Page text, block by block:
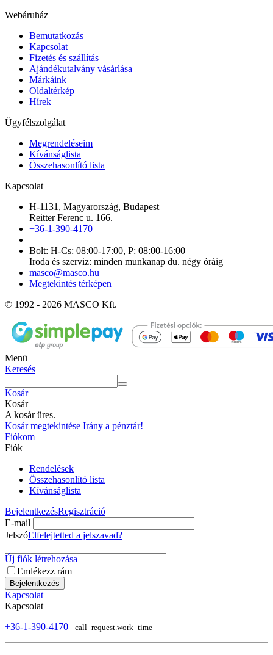
Webáruház
Bemutatkozás
Kapcsolat
Fizetés és szállítás
Ajándékutalvány vásárlása
Márkáink
Oldaltérkép
Hírek
Ügyfélszolgálat
Megrendeléseim
Kívánságlista
Összehasonlító lista
Kapcsolat
H-1131, Magyarország, Budapest
Reitter Ferenc u. 166.
+36-1-390-4170
Bolt: H-Cs: 08:00-17:00, P: 08:00-16:00
Iroda és szerviz: minden munkanap du. négy óráig
masco@masco.hu
Megtekintés térképen
© 1992 - 2026 MASCO Kft.
Menü
Keresés
Kosár
Kosár
A kosár üres.
Kosár megtekintése Irány a pénztár!
Fiókom
Fiók
Rendelések
Összehasonlító lista
Kívánságlista
BejelentkezésRegisztráció
E-mail
JelszóElfelejtetted a jelszavad?
Új fiók létrehozása
Emlékezz rám
Bejelentkezés
Kapcsolat
Kapcsolat
+36-1-390-4170
_call_request.work_time